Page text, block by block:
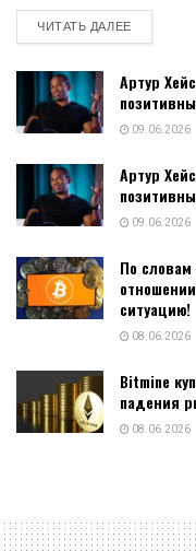
ЧИТАТЬ ДАЛЕЕDETAILS
Артур
09.06.2026
Артур
09.06.2026
По
ситуацию!
08.06.2026
Bitmine
падения
08.06.2026